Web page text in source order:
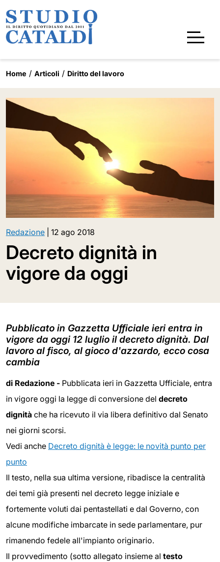
Home Articoli Diritto del lavoro
Redazione 12 ago 2018
Decreto dignità in
vigore da oggi
Pubblicato in Gazzetta Ufficiale ieri entra in
vigore da oggi 12 luglio il decreto dignità. Dal
lavoro al fisco, al gioco d'azzardo, ecco cosa
cambia
di Redazione - Pubblicata ieri in Gazzetta Ufficiale, entra
in vigore oggi la legge di conversione del decreto
dignità che ha ricevuto il via libera definitivo dal Senato
nei giorni scorsi.
Vedi anche Decreto dignità è legge: le novità punto per
punto
Il testo, nella sua ultima versione, ribadisce la centralità
dei temi già presenti nel decreto legge iniziale e
fortemente voluti dai pentastellati e dal Governo, con
alcune modifiche imbarcate in sede parlamentare, pur
rimanendo fedele all'impianto originario.
Il provvedimento (sotto allegato insieme al testo